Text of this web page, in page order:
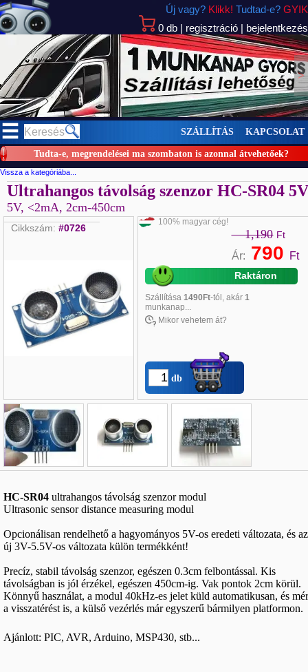
0 db | regisztráció | bejelentkezés
Új vagy? Klikk! Tudtad-e? GYIK
>
Tudta-e, megrendelései ma szombaton is azonnal átvehetőek?
SZÁLLÍTÁS KAPCSOLAT
Vissza a kategóriába...
Ultrahangos távolság szenzor HC-SR04 5V
5V, <2mA, 2cm-450cm
Cikkszám: #0726
100% magyar cég!
1,190 Ft
Ár: 790 Ft
Raktáron
Szállítása1490Ft-tól, akár1
munkanap...
Mikor vehetem át?
db
E-mail *:
HC-SR04 ultrahangos távolság szenzor modul
Ultrasonic sensor distance measuring modul
Opcionálisan rendelhető a hagyományos 5V-os eredeti változata, és az
új 3V-5.5V-os változata külön termékként!
Precíz, stabil távolság szenzor, egészen 0.3cm felbontással. Kis
távolságban is jól érzékel, egészen 450cm-ig. Vak pontok 2cm körül.
Könnyű használat, a modul 40kHz-es jelet küld automatikusan, és
a visszatérést is, a külső vezérlés már egyszerű bármilyen platformon.
Ajánlott: PIC, AVR, Arduino, MSP430, stb...